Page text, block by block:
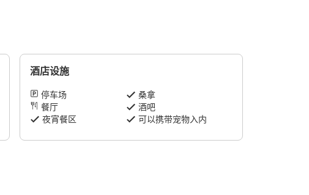
酒店设施
停车场
桑拿
餐厅
酒吧
夜宵餐区
可以携带宠物入内